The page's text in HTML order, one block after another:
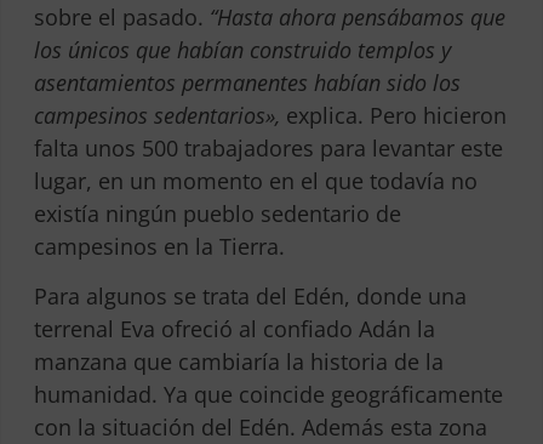
sobre el pasado. “Hasta ahora pensábamos que
los únicos que habían construido templos y
asentamientos permanentes habían sido los
campesinos sedentarios», explica. Pero hicieron
falta unos 500 trabajadores para levantar este
lugar, en un momento en el que todavía no
existía ningún pueblo sedentario de
campesinos en la Tierra.
Para algunos se trata del Edén, donde una
terrenal Eva ofreció al confiado Adán la
manzana que cambiaría la historia de la
humanidad. Ya que coincide geográficamente
con la situación del Edén. Además esta zona